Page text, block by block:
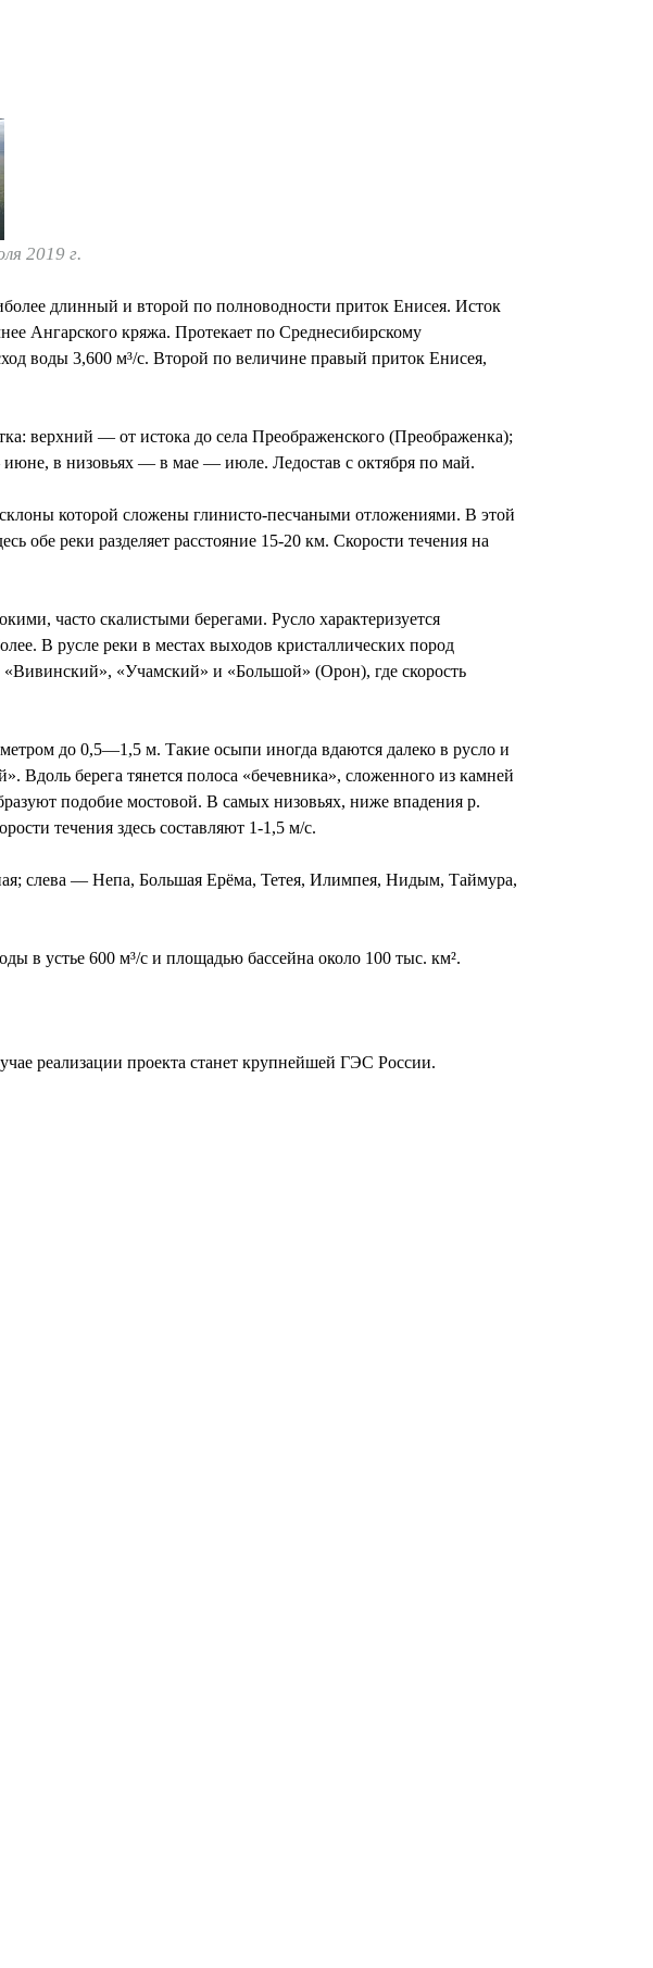
2019 г.
длинный и второй по полноводности приток Енисея. Исток
Ангарского кряжа. Протекает по Среднесибирскому
воды 3,600 м³/с. Второй по величине правый приток Енисея,
верхний — от истока до села Преображенского (Преображенка);
в низовьях — в мае — июле. Ледостав с октября по май.
которой сложены глинисто-песчаными отложениями. В этой
обе реки разделяет расстояние 15-20 км. Скорости течения на
часто скалистыми берегами. Русло характеризуется
В русле реки в местах выходов кристаллических пород
«Учамский» и «Большой» (Орон), где скорость
до 0,5—1,5 м. Такие осыпи иногда вдаются далеко в русло и
Вдоль берега тянется полоса «бечевника», сложенного из камней
подобие мостовой. В самых низовьях, ниже впадения р.
течения здесь составляют 1-1,5 м/с.
слева — Непа, Большая Ерёма, Тетея, Илимпея, Нидым, Таймура,
в устье 600 м³/с и площадью бассейна около 100 тыс. км².
реализации проекта станет крупнейшей ГЭС России.